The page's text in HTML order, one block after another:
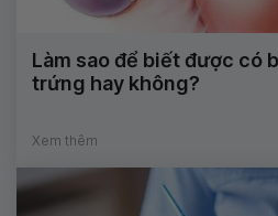
Làm sao để biết được có
trứng hay không?
Xem thêm